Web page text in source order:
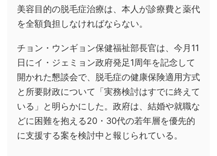
美容目的の脱毛症治療は、本人が診療費と薬代
を全額負担しなければならない。
チョン・ウンギョン保健福祉部長官は、今月11
日にイ・ジェミョン政府発足1周年を記念して
開かれた懇談会で、脱毛症の健康保険適用方式
と所要財政について「実務検討はすでに終えて
いる」と明らかにした。政府は、結婚や就職な
どに困難を抱える20・30代の若年層を優先的
に支援する案を検討中と報じられている。